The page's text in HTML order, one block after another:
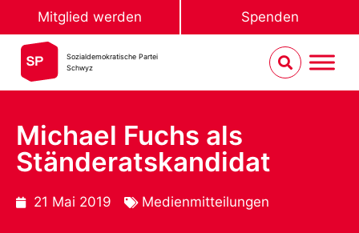
Mitglied werden Spenden
Sozialdemokratische Partei
Schwyz
Michael Fuchs als
Ständeratskandidat
21 Mai 2019 Medienmitteilungen